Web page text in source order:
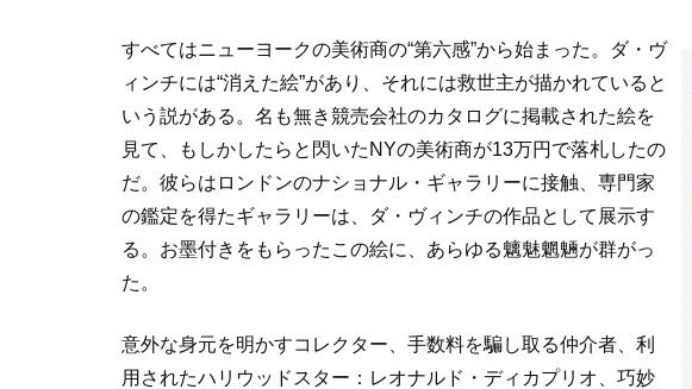
すべてはニューヨークの美術商の“第六感”から始まった。ダ・ヴ
ィンチには“消えた絵”があり、それには救世主が描かれていると
いう説がある。名も無き競売会社のカタログに掲載された絵を
見て、もしかしたらと閃いたNYの美術商が13万円で落札したの
だ。彼らはロンドンのナショナル・ギャラリーに接触、専門家
の鑑定を得たギャラリーは、ダ・ヴィンチの作品として展示す
る。お墨付きをもらったこの絵に、あらゆる魑魅魍魎が群がっ
た。
意外な身元を明かすコレクター、手数料を騙し取る仲介者、利
用されたハリウッドスター：レオナルド・ディカプリオ、巧妙